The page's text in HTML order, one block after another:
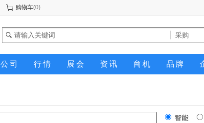
购物车(0)
公司 行情 展会 资讯 商机 品牌
智能